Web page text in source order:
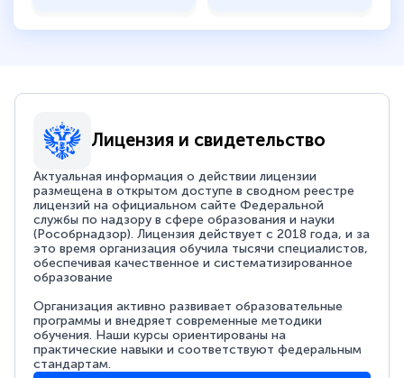
Лицензия и свидетельство
Актуальная информация о действии лицензии
размещена в открытом доступе в сводном реестре
лицензий на официальном сайте Федеральной
службы по надзору в сфере образования и науки
(Рособрнадзор). Лицензия действует с 2018 года, и за
это время организация обучила тысячи специалистов,
обеспечивая качественное и систематизированное
образование
Организация активно развивает образовательные
программы и внедряет современные методики
обучения. Наши курсы ориентированы на
практические навыки и соответствуют федеральным
стандартам.